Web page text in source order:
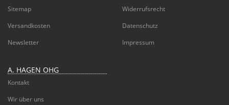
Sitemap
Versandkosten
Newsletter
Widerrufsrecht
Datenschutz
Impressum
A. HAGEN OHG
Kontakt
Wir über uns